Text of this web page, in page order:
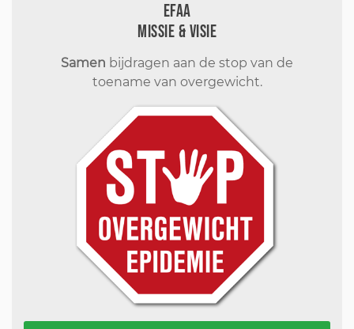
EFAA
Missie & visie
Samen bijdragen aan de stop van de
toename van overgewicht.